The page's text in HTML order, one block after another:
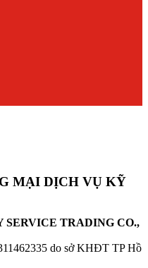
MẠI DỊCH VỤ KỸ
SERVICE TRADING CO.,
do sở KHĐT TP Hồ